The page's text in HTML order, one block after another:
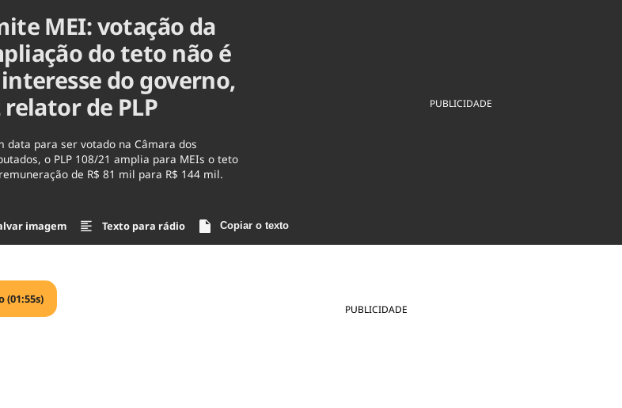
Brasil Mineral
Ciência & Tecnologia
Cinema
MEI: votação da
do teto não é
do governo,
relator de PLP
data para ser votado na Câmara dos
o PLP 108/21 amplia para MEIs o teto
de R$ 81 mil para R$ 144 mil.
imagem Texto para rádio Copiar o texto
PUBLICIDADE
PUBLICIDADE
(01:55s)